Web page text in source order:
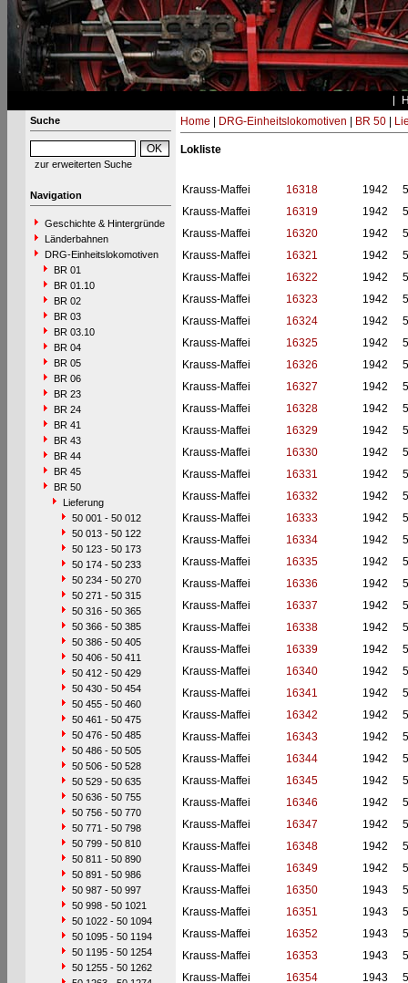
Suche
zur erweiterten Suche
Navigation
Geschichte & Hintergründe
Länderbahnen
DRG-Einheitslokomotiven
BR 01
BR 01.10
BR 02
BR 03
BR 03.10
BR 04
BR 05
BR 06
BR 23
BR 24
BR 41
BR 43
BR 44
BR 45
BR 50
Lieferung
50 001 - 50 012
50 013 - 50 122
50 123 - 50 173
50 174 - 50 233
50 234 - 50 270
50 271 - 50 315
50 316 - 50 365
50 366 - 50 385
50 386 - 50 405
50 406 - 50 411
50 412 - 50 429
50 430 - 50 454
50 455 - 50 460
50 461 - 50 475
50 476 - 50 485
50 486 - 50 505
50 506 - 50 528
50 529 - 50 635
50 636 - 50 755
50 756 - 50 770
50 771 - 50 798
50 799 - 50 810
50 811 - 50 890
50 891 - 50 986
50 987 - 50 997
50 998 - 50 1021
50 1022 - 50 1094
50 1095 - 50 1194
50 1195 - 50 1254
50 1255 - 50 1262
Home DRG-Einheitslokomotiven BR 50|
Lokliste
Krauss-Maffei 16318 1942
Krauss-Maffei
16319 1942
Krauss-Maffei
16320 1942
Krauss-Maffei
16321 1942
Krauss-Maffei
16322 1942
Krauss-Maffei
16323 1942
Krauss-Maffei
16324 1942
Krauss-Maffei
16325 1942
Krauss-Maffei
16326 1942
Krauss-Maffei
16327 1942
Krauss-Maffei
16328 1942
Krauss-Maffei
16329 1942
Krauss-Maffei
16330 1942
Krauss-Maffei
16331 1942
Krauss-Maffei
16332 1942
Krauss-Maffei
16333 1942
Krauss-Maffei
16334 1942
Krauss-Maffei
16335 1942
Krauss-Maffei
16336 1942
Krauss-Maffei
16337 1942
Krauss-Maffei
16338 1942
Krauss-Maffei
16339 1942
Krauss-Maffei
16340 1942
Krauss-Maffei
16341 1942
Krauss-Maffei
16342 1942
Krauss-Maffei
16343 1942
Krauss-Maffei
16344 1942
Krauss-Maffei
16345 1942
Krauss-Maffei
16346 1942
Krauss-Maffei
16347 1942
Krauss-Maffei
16348 1942
Krauss-Maffei
16349 1942
Krauss-Maffei
16350 1943
Krauss-Maffei
16351 1943
Krauss-Maffei
16352 1943
Krauss-Maffei
16353 1943
Krauss-Maffei
16354 1943